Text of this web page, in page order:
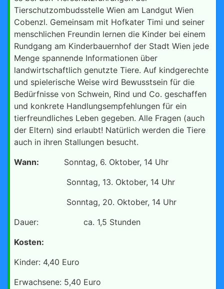
Tierschutzombudsstelle Wien am Landgut Wien
Cobenzl. Gemeinsam mit Hofkater Timi und seiner
menschlichen Freundin lernen die Kinder bei einem
Rundgang am Kinderbauernhof der Stadt Wien jede
Menge spannende Informationen über
landwirtschaftlich genutzte Tiere. Auf kindgerechte
und spielerische Weise wird Bewusstsein für die
Bedürfnisse von Schwein, Rind und Co. geschaffen
und konkrete Handlungsempfehlungen für ein
tierfreundliches Leben gegeben. Alle Fragen (auch
der Eltern) sind erlaubt! Natürlich werden die Tiere
auch in ihren Stallungen besucht.
Wann: Sonntag, 6. Oktober, 14 Uhr
Sonntag, 13. Oktober, 14 Uhr
Sonntag, 20. Oktober, 14 Uhr
Dauer: ca. 1,5 Stunden
Kosten:
Kinder: 4,40 Euro
Erwachsene: 5,40 Euro